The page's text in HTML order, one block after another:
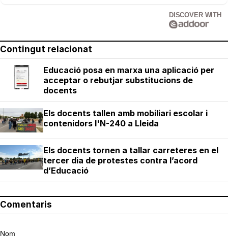
DISCOVER WITH
Contingut relacionat
Educació posa en marxa una aplicació per
acceptar o rebutjar substitucions de
docents
Els docents tallen amb mobiliari escolar i
contenidors l'N-240 a Lleida
Els docents tornen a tallar carreteres en el
tercer dia de protestes contra l’acord
d’Educació
Comentaris
Nom